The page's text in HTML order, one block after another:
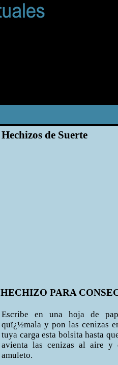
Hechizos de Suerte
HECHIZO PARA
Escribe en una hoja de
quï¿½mala y pon las cenizas
tuya carga esta bolsita hasta
avienta las cenizas al aire
amuleto.